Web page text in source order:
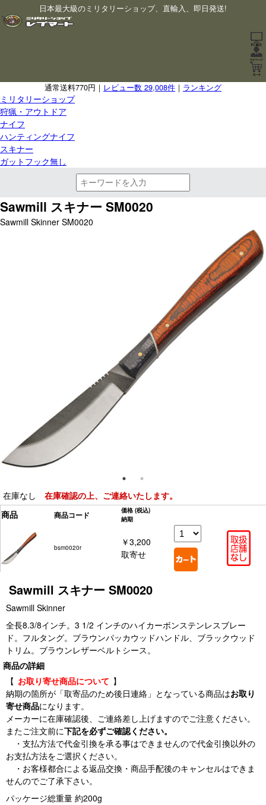
日本最大級のミリタリーショップ、直輸入、即日発送!
通常送料770円｜ レビュー数 29,008件 ｜ ランキング
ミリタリーショップ
狩猟・アウトドア
ナイフ
ハンティングナイフ
スキナー
ガットフック無し
Sawmill スキナー SM0020
Sawmill Skinner SM0020
在庫なし 在庫確認の上、ご連絡いたします。
商品
商品コード 価格 (税込)
納期
bsm0020r
￥3,200
取寄せ
Sawmill スキナー SM0020
Sawmill Skinner
全長8.3/8インチ。3 1/2 インチのハイカーボンステンレスブレー
ド。フルタング。ブラウンパッカウッドハンドル、ブラックウッド
トリム。ブラウンレザーベルトシース。
商品の詳細
【 お取り寄せ商品について 】
納期の箇所が「取寄品のため後日連絡」となっている商品はお取り
寄せ商品になります。
メーカーに在庫確認後、ご連絡差し上げますのでご注意ください。
またご注文前に下記を必ずご確認ください。
・支払方法で代金引換を承る事はできませんので代金引換以外の
お支払方法をご選択ください。
・お客様都合による返品交換・商品手配後のキャンセルはできま
せんのでご了承下さい。
パッケージ総重量 約200g